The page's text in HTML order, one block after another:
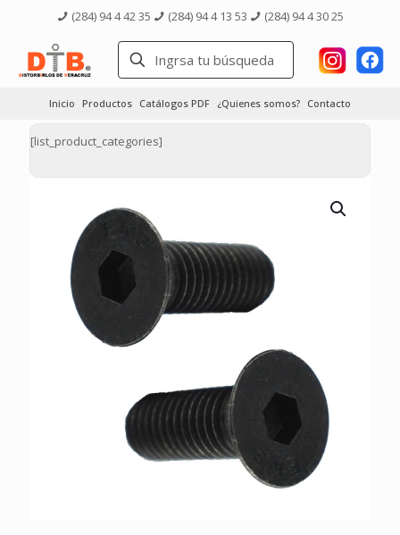
(284) 94 4 42 35 (284) 94 4 13 53 (284) 94 4 30 25
Inicio Productos Catálogos PDF ¿Quienes somos? Contacto
[list_product_categories]